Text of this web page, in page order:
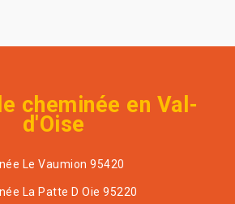
cheminée en Val-
d'Oise
Le Vaumion 95420
La Patte D Oie 95220